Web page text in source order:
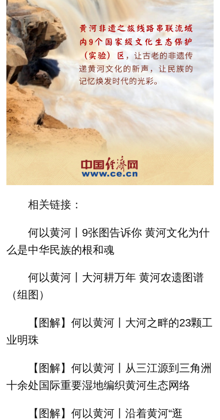
相关链接：
何以黄河丨9张图告诉你 黄河文化为什
么是中华民族的根和魂
何以黄河丨大河耕万年 黄河农遗图谱
（组图）
【图解】何以黄河丨大河之畔的23颗工
业明珠
【图解】何以黄河丨从三江源到三角洲
十余处国际重要湿地编织黄河生态网络
【图解】何以黄河丨沿着黄河“逛